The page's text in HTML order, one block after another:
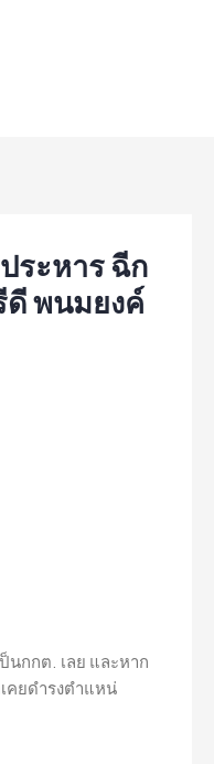
ระหาร ฉีก
ดี พนมยงค์
กกต. เลย และหาก
คยดำรงตำแหน่